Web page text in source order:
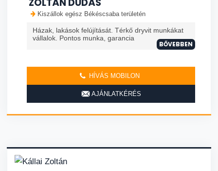
ZOLTÁN DUDÁS
Kiszállok egész Békéscsaba területén
Házak, lakások felújítását. Térkő dryvit munkákat
vállalok. Pontos munka, garancia
BŐVEBBEN
HÍVÁS MOBILON
AJÁNLATKÉRÉS